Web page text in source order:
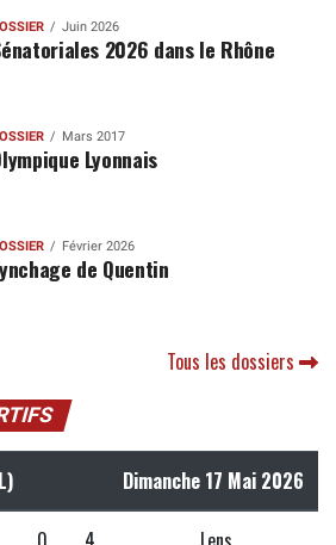
Juin 2026
2026 dans le Rhône
Mars 2017
Lyonnais
Février 2026
de Quentin
Tous les dossiers
Dimanche 17 Mai 2026